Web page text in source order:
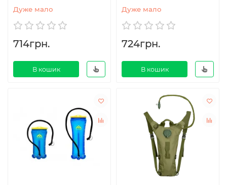
Дуже мало
714грн.
В кошик
Дуже мало
724грн.
В кошик